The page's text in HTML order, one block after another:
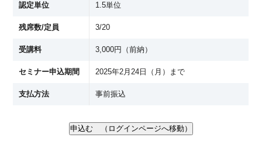
認定単位 1.5単位
残席数/定員 3/20
受講料 3,000円（前納）
セミナー申込期間 2025年2月24日（月）まで
支払方法 事前振込